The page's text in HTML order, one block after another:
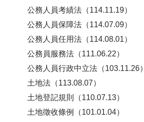
公務人員考績法（114.11.19）
公務人員保障法（114.07.09）
公務人員任用法（114.08.01）
公務員服務法（111.06.22）
公務人員行政中立法（103.11.26）
土地法（113.08.07）
土地登記規則（110.07.13）
土地徵收條例（101.01.04）